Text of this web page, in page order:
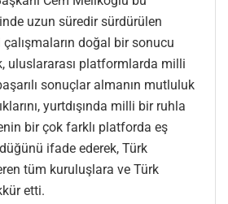
uzun süredir sürdürülen
doğal bir sonucu
uluslararası platformlarda milli
sonuçlar almanın mutluluk
yurtdışında milli bir ruhla
bir çok farklı platforda eş
ifade ederek, Türk
tüm kuruluşlara ve Türk
etti.